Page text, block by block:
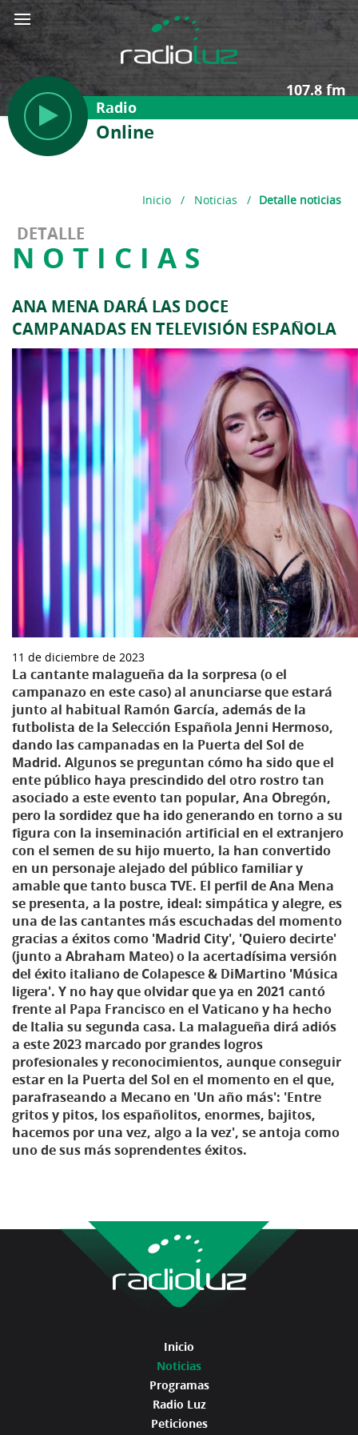
Radio
107.8 fm
Online
DETALLE
NOTICIAS
Inicio / Noticias / Detalle noticias
ANA MENA DARÁ LAS DOCE
CAMPANADAS EN TELEVISIÓN ESPAÑOLA
11 de diciembre de 2023
La cantante malagueña da la sorpresa (o el
campanazo en este caso) al anunciarse que estará
junto al habitual Ramón García, además de la
futbolista de la Selección Española Jenni Hermoso,
dando las campanadas en la Puerta del Sol de
Madrid. Algunos se preguntan cómo ha sido que el
ente público haya prescindido del otro rostro tan
asociado a este evento tan popular, Ana Obregón,
pero la sordidez que ha ido generando en torno a su
figura con la inseminación artificial en el extranjero
con el semen de su hijo muerto, la han convertido
en un personaje alejado del público familiar y
amable que tanto busca TVE. El perfil de Ana Mena
se presenta, a la postre, ideal: simpática y alegre, es
una de las cantantes más escuchadas del momento
gracias a éxitos como 'Madrid City', 'Quiero decirte'
(junto a Abraham Mateo) o la acertadísima versión
del éxito italiano de Colapesce & DiMartino 'Música
ligera'. Y no hay que olvidar que ya en 2021 cantó
frente al Papa Francisco en el Vaticano y ha hecho
de Italia su segunda casa. La malagueña dirá adiós
a este 2023 marcado por grandes logros
profesionales y reconocimientos, aunque conseguir
estar en la Puerta del Sol en el momento en el que,
parafraseando a Mecano en 'Un año más': 'Entre
gritos y pitos, los españolitos, enormes, bajitos,
hacemos por una vez, algo a la vez', se antoja como
uno de sus más soprendentes éxitos.
Inicio
Noticias
Programas
Radio Luz
Peticiones